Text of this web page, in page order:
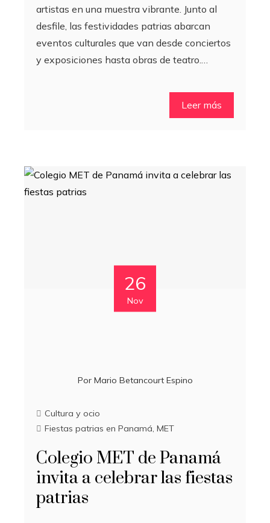
artistas en una muestra vibrante. Junto al
desfile, las festividades patrias abarcan
eventos culturales que van desde conciertos
y exposiciones hasta obras de teatro.…
Leer más
26
Nov
Por Mario Betancourt Espino
Cultura y ocio
Fiestas patrias en Panamá, MET
Colegio MET de Panamá
invita a celebrar las fiestas
patrias